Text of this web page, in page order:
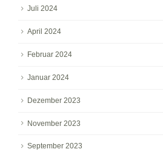
Juli 2024
April 2024
Februar 2024
Januar 2024
Dezember 2023
November 2023
September 2023